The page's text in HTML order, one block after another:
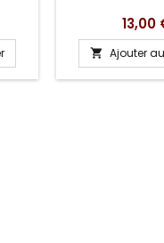
Prix
13,00
 Ajouter